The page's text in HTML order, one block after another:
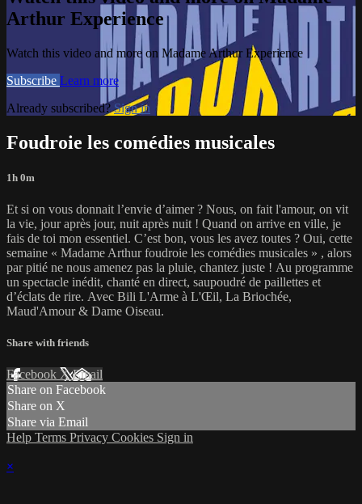
Arthur Experience
Watch this video and more on Madame Arthur Experience
Subscribe Learn more
Already subscribed?Sign in
Foudroie les comédies musicales
1h 0m
Et si on vous donnait l’envie d’aimer ? Nous, on fait l'amour, on vit
la vie, jour après jour, nuit après nuit ! Quand on arrive en ville, je
fais de toi mon essentiel. C’est bon, vous les avez toutes ? Oui, cette
semaine « Madame Arthur foudroie les comédies musicales » , alors
par pitié ne nous amenez pas la pluie, chantez juste ! Au programme
un spectacle inédit, chanté en direct, saupoudré de paillettes et
d’éclats de rire. Avec Bili L'Arme à L'Œil, La Briochée,
Maud'Amour & Dame Oiseau.
Share with friends
Facebook XEmail
Share on Facebook
Share on X
Share via Email
Help Terms Privacy Cookies Sign in
×